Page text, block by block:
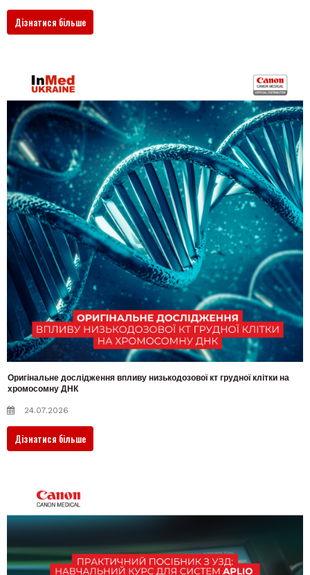
Дізнатися більше
Оригінальне дослідження впливу низькодозової кт грудної клітки на
хромосомну ДНК
24.07.2026
Дізнатися більше